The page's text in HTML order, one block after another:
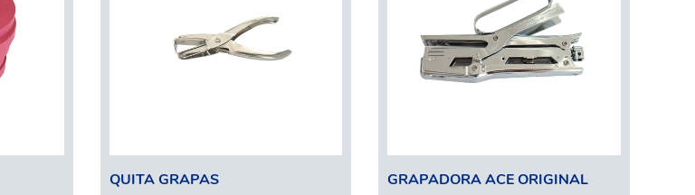
QUITA GRAPAS
GRAPADORA ACE ORIGINAL